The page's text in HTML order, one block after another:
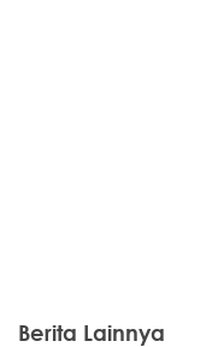
Berita Lainnya